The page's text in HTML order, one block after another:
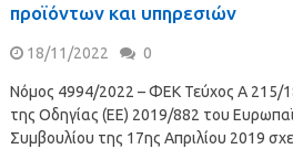
προϊόντων και υπηρεσιών
18/11/2022 0
Νόμος 4994/2022 – ΦΕΚ Τεύχος Α
της Οδηγίας (ΕΕ) 2019/882 του
Συμβουλίου της 17ης Απριλίου 2019